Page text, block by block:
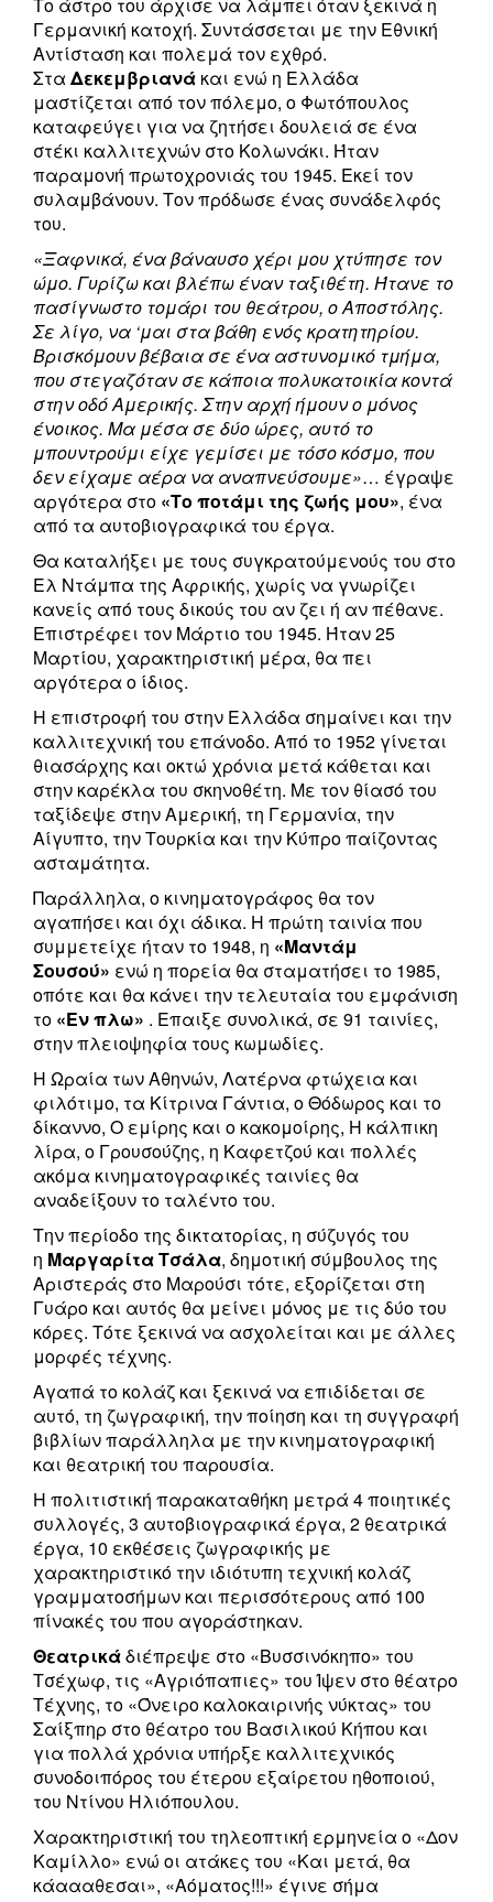
Το άστρο του άρχισε να λάμπει όταν ξεκινά η
Γερμανική κατοχή. Συντάσσεται με την Εθνική
Αντίσταση και πολεμά τον εχθρό.
Στα Δεκεμβριανά και ενώ η Ελλάδα
μαστίζεται από τον πόλεμο, ο Φωτόπουλος
καταφεύγει για να ζητήσει δουλειά σε ένα
στέκι καλλιτεχνών στο Κολωνάκι. Ήταν
παραμονή πρωτοχρονιάς του 1945. Εκεί τον
συλαμβάνουν. Τον πρόδωσε ένας συνάδελφός
του.
«Ξαφνικά, ένα βάναυσο χέρι μου χτύπησε τον
ώμο. Γυρίζω και βλέπω έναν ταξιθέτη. Ήτανε το
πασίγνωστο τομάρι του θεάτρου, ο Αποστόλης.
Σε λίγο, να ‘μαι στα βάθη ενός κρατητηρίου.
Βρισκόμουν βέβαια σε ένα αστυνομικό τμήμα,
που στεγαζόταν σε κάποια πολυκατοικία κοντά
στην οδό Αμερικής. Στην αρχή ήμουν ο μόνος
ένοικος. Μα μέσα σε δύο ώρες, αυτό το
μπουντρούμι είχε γεμίσει με τόσο κόσμο, που
δεν είχαμε αέρα να αναπνεύσουμε»… έγραψε
αργότερα στο «Το ποτάμι της ζωής μου», ένα
από τα αυτοβιογραφικά του έργα.
Θα καταλήξει με τους συγκρατούμενούς του στο
Ελ Ντάμπα της Αφρικής, χωρίς να γνωρίζει
κανείς από τους δικούς του αν ζει ή αν πέθανε.
Επιστρέφει τον Μάρτιο του 1945. Ήταν 25
Μαρτίου, χαρακτηριστική μέρα, θα πει
αργότερα ο ίδιος.
Η επιστροφή του στην Ελλάδα σημαίνει και την
καλλιτεχνική του επάνοδο. Από το 1952 γίνεται
θιασάρχης και οκτώ χρόνια μετά κάθεται και
στην καρέκλα του σκηνοθέτη. Με τον θίασό του
ταξίδεψε στην Αμερική, τη Γερμανία, την
Αίγυπτο, την Τουρκία και την Κύπρο παίζοντας
ασταμάτητα.
Παράλληλα, ο κινηματογράφος θα τον
αγαπήσει και όχι άδικα. Η πρώτη ταινία που
συμμετείχε ήταν το 1948, η «Μαντάμ
Σουσού» ενώ η πορεία θα σταματήσει το 1985,
οπότε και θα κάνει την τελευταία του εμφάνιση
το «Εν πλω» . Επαιξε συνολικά, σε 91 ταινίες,
στην πλειοψηφία τους κωμωδίες.
Η Ωραία των Αθηνών, Λατέρνα φτώχεια και
φιλότιμο, τα Κίτρινα Γάντια, ο Θόδωρος και το
δίκαννο, Ο εμίρης και ο κακομοίρης, Η κάλπικη
λίρα, ο Γρουσούζης, η Καφετζού και πολλές
ακόμα κινηματογραφικές ταινίες θα
αναδείξουν το ταλέντο του.
Την περίοδο της δικτατορίας, η σύζυγός του
η Μαργαρίτα Τσάλα, δημοτική σύμβουλος της
Αριστεράς στο Μαρούσι τότε, εξορίζεται στη
Γυάρο και αυτός θα μείνει μόνος με τις δύο του
κόρες. Τότε ξεκινά να ασχολείται και με άλλες
μορφές τέχνης.
Αγαπά το κολάζ και ξεκινά να επιδίδεται σε
αυτό, τη ζωγραφική, την ποίηση και τη συγγραφή
βιβλίων παράλληλα με την κινηματογραφική
και θεατρική του παρουσία.
Η πολιτιστική παρακαταθήκη μετρά 4 ποιητικές
συλλογές, 3 αυτοβιογραφικά έργα, 2 θεατρικά
έργα, 10 εκθέσεις ζωγραφικής με
χαρακτηριστικό την ιδιότυπη τεχνική κολάζ
γραμματοσήμων και περισσότερους από 100
πίνακές του που αγοράστηκαν.
Θεατρικάδιέπρεψε στο «Βυσσινόκηπο» του
Τσέχωφ, τις «Αγριόπαπιες» του Ίψεν στο θέατρο
Τέχνης, το «Όνειρο καλοκαιρινής νύκτας» του
Σαίξπηρ στο θέατρο του Βασιλικού Κήπου και
για πολλά χρόνια υπήρξε καλλιτεχνικός
συνοδοιπόρος του έτερου εξαίρετου ηθοποιού,
του Ντίνου Ηλιόπουλου.
Χαρακτηριστική του τηλεοπτική ερμηνεία ο «Δον
Καμίλλο» ενώ οι ατάκες του «Και μετά, θα
κάαααθεσαι», «Αόματος!!!» έγινε σήμα